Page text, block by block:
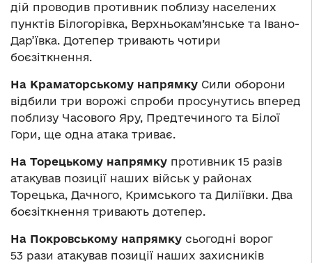
дій проводив противник поблизу населених
пунктів Білогорівка, Верхньокам’янське та Івано-
Дар’ївка. Дотепер тривають чотири
боєзіткнення.
На Краматорському напрямку Сили оборони
відбили три ворожі спроби просунутись вперед
поблизу Часового Яру, Предтечиного та Білої
Гори, ще одна атака триває.
На Торецькому напрямку противник 15 разів
атакував позиції наших військ у районах
Торецька, Дачного, Кримського та Диліївки. Два
боєзіткнення тривають дотепер.
На Покровському напрямку сьогодні ворог
53 рази атакував позиції наших захисників